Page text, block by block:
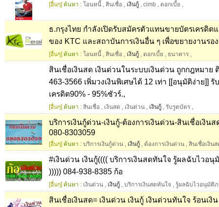
[อื่นๆ] ค้นหา : โอนหนี้ สินเชื่อ เงินกู้ cimb ดอกเบี้ย
ธ.กรุงไทย กำลังเปิดรับสมัครตัวแทนขายบัตรเครดิต
ของ KTC และสถาบันการเงินอื่น ๆ เพื่อขยายงานรอ
[อื่นๆ] ค้นหา : โอนหนี้ สินเชื่อ เงินกู้ ดอกเบี้ย ธนาคาร
สินเชื่อเงินสด เงินด่วนในระบบเงินด่วน ถูกกฎหมาย
463-3566 เพิ่มวงเงินพิเศษได้ 12 เท่า [[อนุมัติง่าย]] รั
เครดิต90% - 95%ชัวร์.,
[อื่นๆ] ค้นหา : สินเชื่อ เงินสด เงินด่วน เงินกู้ รับรูดบัตร
บริการเงินกู้ด่วน-เงินกู้-ต้องการเงินด่วน-สินเชื่อเงิ
080-8303059
[อื่นๆ] ค้นหา : บริการเงินกู้ด่วน เงินกู้ ต้องการเงินด่วน สินเชื่อเงิน
#เงินด่วน เงินกู้(((( บริการเงินสดทันใจ รู้ผลฉับไวอ
))))) 084-938-8385 ก้อ
[อื่นๆ] ค้นหา : เงินด่วน เงินกู้ บริการเงินสดทันใจ รู้ผลฉับไวอนุมัติ
สินเชื่อเงินสด= เงินด่วน เงินกู้ เงินด่วนทันใจ ร้อนเงิ